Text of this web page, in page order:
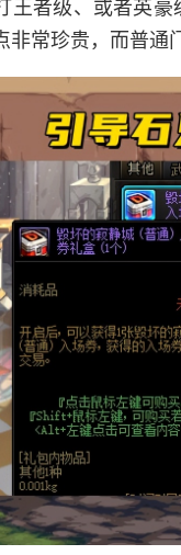
王者级、或者英
非常珍贵，而普通